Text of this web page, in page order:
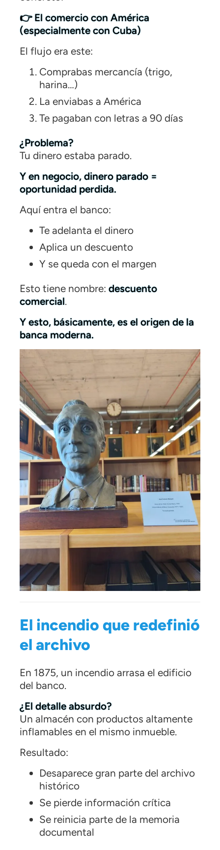
👉 El comercio con América
(especialmente con Cuba)
El flujo era este:
Comprabas mercancía (trigo,
harina…)
La enviabas a América
Te pagaban con letras a 90 días
¿Problema?
Tu dinero estaba parado.
Y en negocio, dinero parado =
oportunidad perdida.
Aquí entra el banco:
Te adelanta el dinero
Aplica un descuento
Y se queda con el margen
Esto tiene nombre: descuento
comercial.
Y esto, básicamente, es el origen de la
banca moderna.
El incendio que redefinió
el archivo
En 1875, un incendio arrasa el edificio
del banco.
¿El detalle absurdo?
Un almacén con productos altamente
inflamables en el mismo inmueble.
Resultado:
Desaparece gran parte del archivo
histórico
Se pierde información crítica
Se reinicia parte de la memoria
documental